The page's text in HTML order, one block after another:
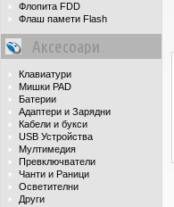
Флопита FDD
Флаш памети Flash
Аксесоари
Клавиатури
Мишки PAD
Батерии
Адаптери и Зарядни
Кабели и букси
USB Устройства
Мултимедия
Превключватели
Чанти и Раници
Осветителни
Други